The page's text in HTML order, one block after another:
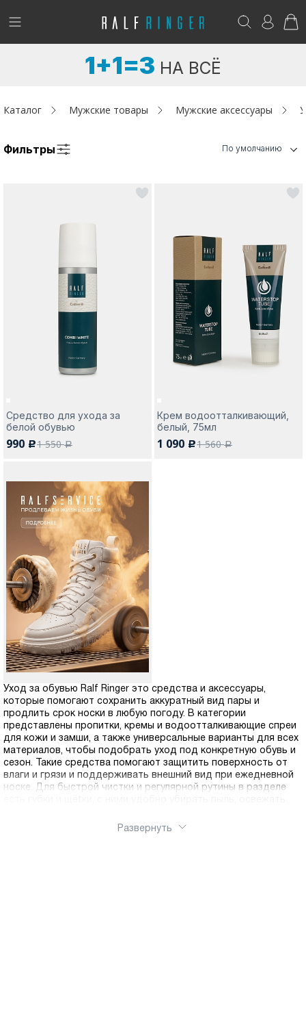
!
Женщинам
Акции / Новости
Адреса магазинов
Да, все верно Изменить город
О компании
Покупателям
Возникли вопросы? - club@ralf.ru
1+1=3 НА ВСЁ
Каталог Мужские товары Мужские аксессуары
Фильтры По умолчанию
Средство для ухода за
белой обувью
990 c1 550a
Крем водоотталкивающий,
белый, 75мл
1 090 c1 560a
Уход за обувью Ralf Ringer это средства и аксессуары,
которые помогают сохранить аккуратный вид пары и
продлить срок носки в любую погоду. В категории
представлены пропитки, кремы и водоотталкивающие спреи
для кожи и замши, а также универсальные варианты для всех
материалов, чтобы подобрать уход под конкретную обувь и
сезон. Такие средства помогают защитить поверхность от
влаги и грязи и поддерживать внешний вид при ежедневной
носке. Для быстрой чистки и регулярной рутины в разделе
Оформить заказ можно через интернет-магазин Ralf Ringer,
Развернуть